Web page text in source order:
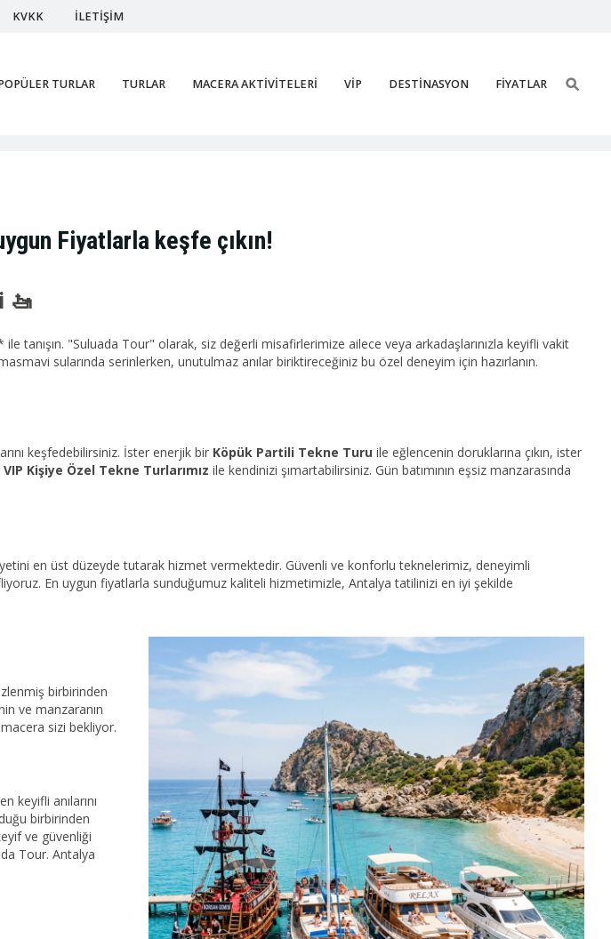
KVKK İLETİŞİM
TURLAR TURLAR MACERA AKTİVİTELERİ VİP DESTİNASYON FİYATLAR
Fiyatlarla keşfe çıkın!
🚤
tanışın. "Suluada Tour" olarak, siz değerli misafirlerimize ailece veya arkadaşlarınızla keyifli vakit
sularında serinlerken, unutulmaz anılar biriktireceğiniz bu özel deneyim için hazırlanın.
keşfedebilirsiniz. İster enerjik bir Köpük Partili Tekne Turu ile eğlencenin doruklarına çıkın, ister
VIP Kişiye Özel Tekne Turlarımız ile kendinizi şımartabilirsiniz. Gün batımının eşsiz manzarasında
en üst düzeyde tutarak hizmet vermektedir. Güvenli ve konforlu teknelerimiz, deneyimli
En uygun fiyatlarla sunduğumuz kaliteli hizmetimizle, Antalya tatilinizi en iyi şekilde
birbirinden
ve manzaranın
sizi bekliyor.
keyifli anılarını
birbirinden
ve güvenliği
Tour. Antalya